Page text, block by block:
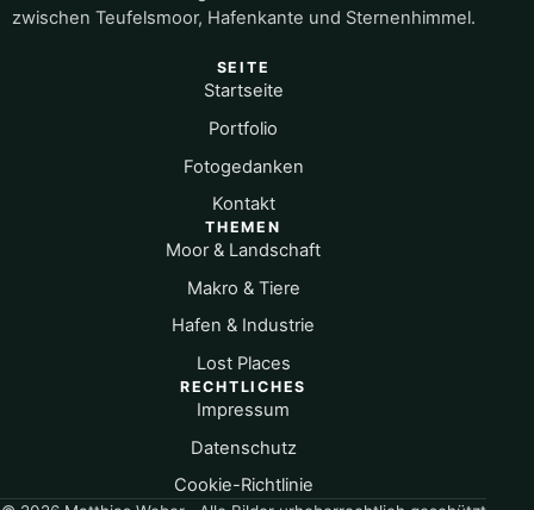
zwischen Teufelsmoor, Hafenkante und Sternenhimmel.
SEITE
Startseite
Portfolio
Fotogedanken
Kontakt
THEMEN
Moor & Landschaft
Makro & Tiere
Hafen & Industrie
Lost Places
RECHTLICHES
Impressum
Datenschutz
Cookie-Richtlinie